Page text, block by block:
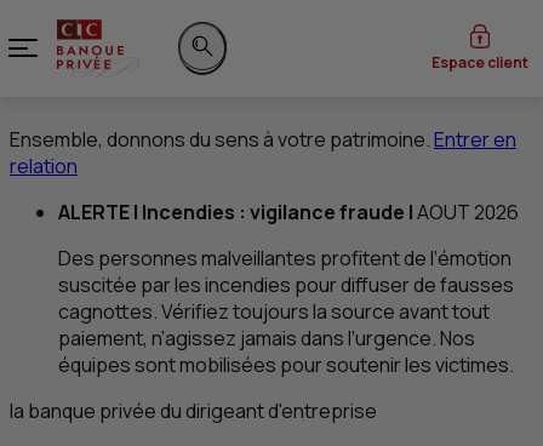
Menu
Rechercher sur le site
Espace client
Ensemble, donnons du sens à votre patrimoine.Entrer en
relation
ALERTE | Incendies : vigilance fraude |AOUT 2026
Des personnes malveillantes profitent de l’émotion
suscitée par les incendies pour diffuser de fausses
cagnottes. Vérifiez toujours la source avant tout
paiement, n’agissez jamais dans l’urgence. Nos
équipes sont mobilisées pour soutenir les victimes.
la banque privée du dirigeant d'entreprise